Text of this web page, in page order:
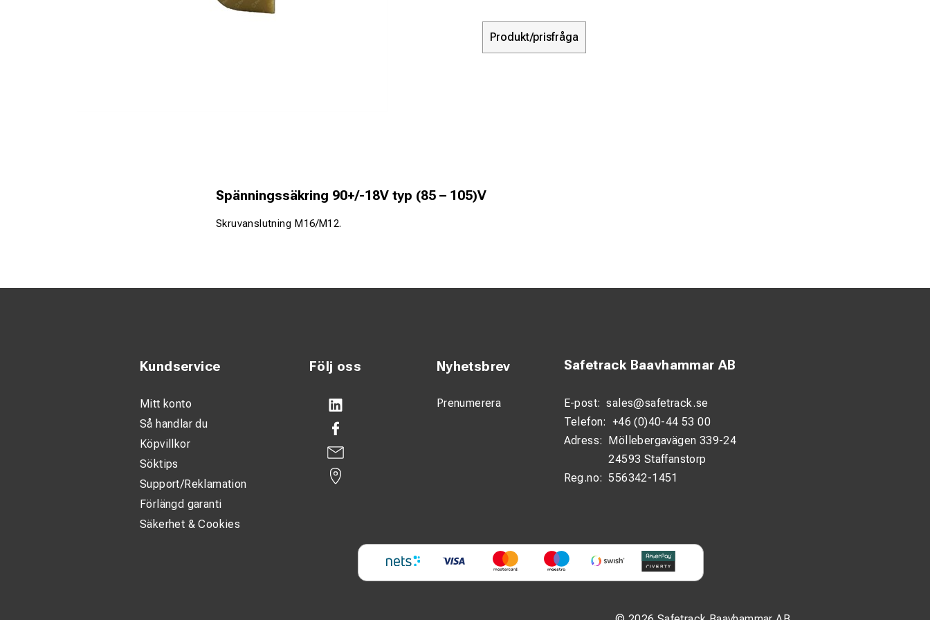
Produkt/prisfråga
Spänningssäkring 90+/-18V typ (85 – 105)V
Skruvanslutning M16/M12.
Följ oss Nyhetsbrev
Prenumerera
Safetrack Baavhammar AB
E-post: sales@safetrack.se
Telefon: +46 (0)40-44 53 00
Adress: Möllebergavägen 339-24
24593 Staffanstorp
Reg.no: 556342-1451
Kundservice
Mitt konto
Så handlar du
Köpvillkor
Söktips
Support/Reklamation
Förlängd garanti
Säkerhet & Cookies